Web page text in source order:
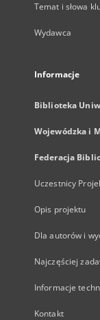
Temat i słowa
Wydawca
Informacje
Biblioteka
Wojewódzka i
Federacja
Uczestnicy
Opis projektu
Dla autorów i
Najczęściej
Informacje
Kontakt